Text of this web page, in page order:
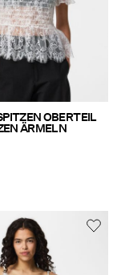
OBERTEIL
ÄRMELN